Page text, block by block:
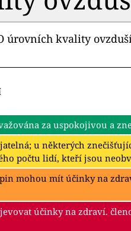
úrovních kvality
za uspokojivou a
u některých
počtu lidí, kteří jsou
mohou mít účinky na
účinky na zdraví.